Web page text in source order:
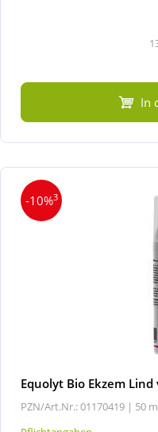
In
-10%3
Equolyt Bio Ekzem Lind
PZN/Art.Nr.: 01170419 | 50